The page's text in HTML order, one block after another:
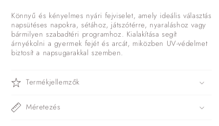
Könnyű és kényelmes nyári fejviselet, amely ideális választás
napsütéses napokra, sétához, játszótérre, nyaraláshoz vagy
bármilyen szabadtéri programhoz. Kialakítása segít
árnyékolni a gyermek fejét és arcát, miközben UV-védelmet
biztosít a napsugarakkal szemben.
Termékjellemzők
Méretezés